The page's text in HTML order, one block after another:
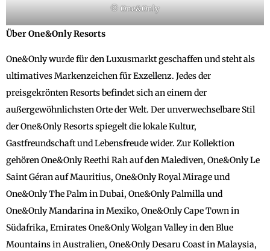
© One&Only
Über One&Only Resorts
One&Only wurde für den Luxusmarkt geschaffen und steht als
ultimatives Markenzeichen für Exzellenz. Jedes der
preisgekrönten Resorts befindet sich an einem der
außergewöhnlichsten Orte der Welt. Der unverwechselbare Stil
der One&Only Resorts spiegelt die lokale Kultur,
Gastfreundschaft und Lebensfreude wider. Zur Kollektion
gehören One&Only Reethi Rah auf den Malediven, One&Only Le
Saint Géran auf Mauritius, One&Only Royal Mirage und
One&Only The Palm in Dubai, One&Only Palmilla und
One&Only Mandarina in Mexiko, One&Only Cape Town in
Südafrika, Emirates One&Only Wolgan Valley in den Blue
Mountains in Australien, One&Only Desaru Coast in Malaysia,